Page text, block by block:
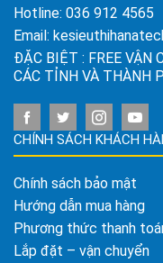
Hotline: 036 912 4565
Email:
ĐẶC BIỆT : FREE VẬN
CÁC TỈNH VÀ THÀNH
CHÍNH SÁCH KHÁCH
Chính sách bảo mật
Hướng dẫn mua hàng
Phương thức thanh
Lắp đặt – vận chuyển